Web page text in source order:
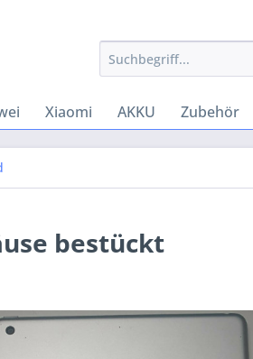
Xiaomi AKKU Zubehör
bestückt